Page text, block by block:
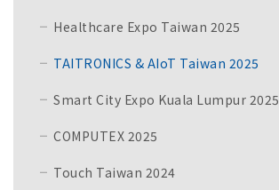
Healthcare Expo Taiwan 2025
TAITRONICS & AIoT Taiwan 2025
Smart City Expo Kuala Lumpur 2025
COMPUTEX 2025
Touch Taiwan 2024